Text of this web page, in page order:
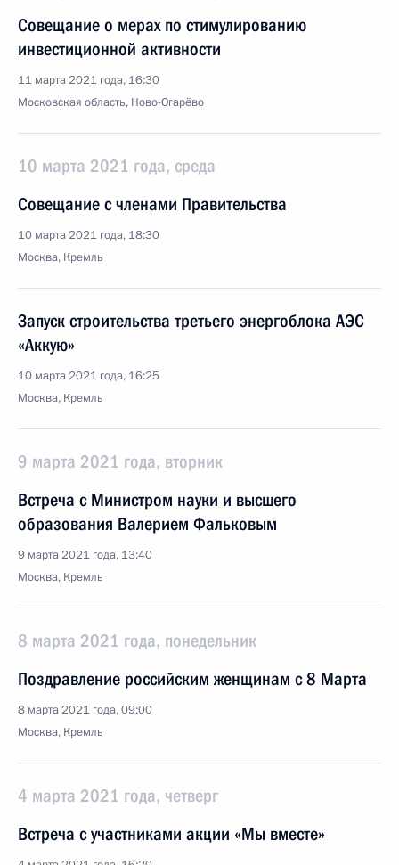
Совещание о мерах по стимулированию
инвестиционной активности
11 марта 2021 года, 16:30
Московская область, Ново-Огарёво
10 марта 2021 года, среда
Совещание с членами Правительства
10 марта 2021 года, 18:30
Москва, Кремль
Запуск строительства третьего энергоблока АЭС
«Аккую»
10 марта 2021 года, 16:25
Москва, Кремль
9 марта 2021 года, вторник
Встреча с Министром науки и высшего
образования Валерием Фальковым
9 марта 2021 года, 13:40
Москва, Кремль
8 марта 2021 года, понедельник
Поздравление российским женщинам с 8 Марта
8 марта 2021 года, 09:00
Москва, Кремль
4 марта 2021 года, четверг
Встреча с участниками акции «Мы вместе»